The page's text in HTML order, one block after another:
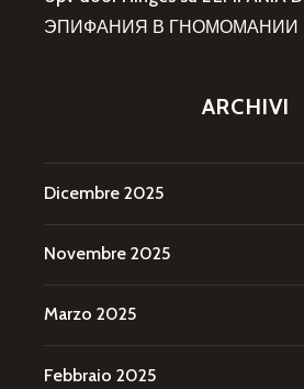
ЭПИФАНИЯ В ГНОМОМАНИИ
ARCHIVI
Dicembre 2025
Novembre 2025
Marzo 2025
Febbraio 2025